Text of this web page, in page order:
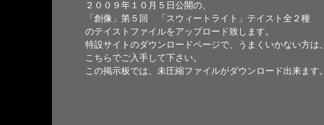
２００９年１０月５日公開の、
「創像」第５回 「スウィートライト」テイスト全２種
のテイストファイルをアップロード致します。
特設サイトのダウンロードページで、うまくいかない方は、
こちらでご入手して下さい。
この掲示板では、未圧縮ファイルがダウンロード出来ます。